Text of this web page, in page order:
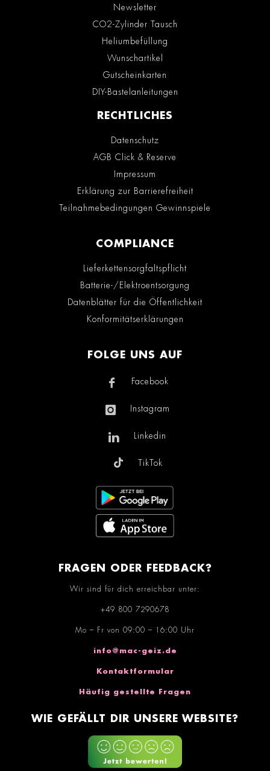
Newsletter
CO2-Zylinder Tausch
Heliumbefüllung
Wunschartikel
Gutscheinkarten
DIY-Bastelanleitungen
RECHTLICHES
Datenschutz
AGB Click & Reserve
Impressum
Erklärung zur Barrierefreiheit
Teilnahmebedingungen Gewinnspiele
COMPLIANCE
Lieferkettensorgfaltspflicht
Batterie-/Elektroentsorgung
Datenblätter für die Öffentlichkeit
Konformitätserklärungen
FOLGE UNS AUF
Facebook
Instagram
Linkedin
TikTok
FRAGEN ODER FEEDBACK?
Wir sind für dich erreichbar unter:
+49 800 7290678
Mo – Fr von 09:00 – 16:00 Uhr
info@mac-geiz.de
Kontaktformular
Häufig gestellte Fragen
WIE GEFÄLLT DIR UNSERE WEBSITE?